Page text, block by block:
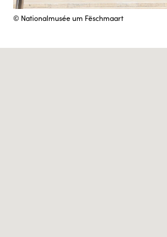
© Nationalmusée um Fëschmaart